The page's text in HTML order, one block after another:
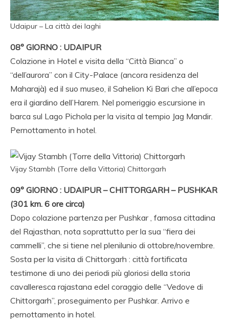
Udaipur – La città dei laghi
08° GIORNO : UDAIPUR
Colazione in Hotel e visita della “Città Bianca” o
“dell’aurora” con il City-Palace (ancora residenza del
Maharajà) ed il suo museo, il Sahelion Ki Bari che all’epoca
era il giardino dell’Harem. Nel pomeriggio escursione in
barca sul Lago Pichola per la visita al tempio Jag Mandir.
Pernottamento in hotel.
Vijay Stambh (Torre della Vittoria) Chittorgarh
09° GIORNO : UDAIPUR – CHITTORGARH – PUSHKAR
(301 km. 6 ore circa)
Dopo colazione partenza per Pushkar , famosa cittadina
del Rajasthan, nota soprattutto per la sua “fiera dei
cammelli”, che si tiene nel plenilunio di ottobre/novembre.
Sosta per la visita di Chittorgarh : città fortificata
testimone di uno dei periodi più gloriosi della storia
cavalleresca rajastana edel coraggio delle “Vedove di
Chittorgarh”, proseguimento per Pushkar. Arrivo e
pernottamento in hotel.